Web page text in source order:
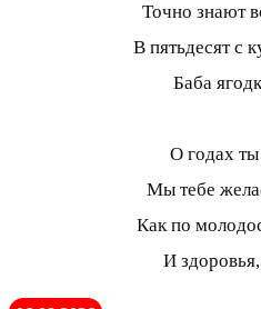
Точно знают
В пятьдесят с
Баба
О годах
Мы тебе
Как по
И